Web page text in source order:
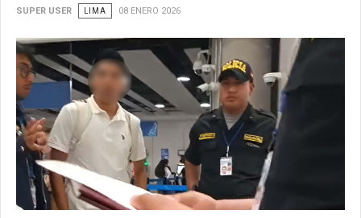
SUPER USER LIMA 08 ENERO 2026